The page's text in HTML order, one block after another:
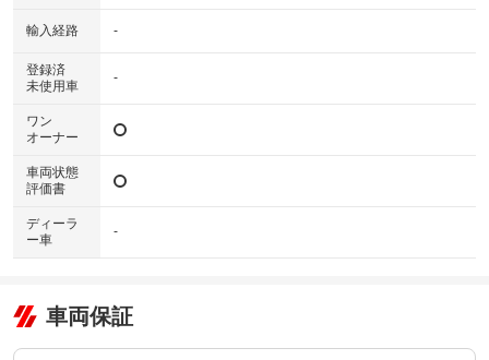
輸入経路 -
登録済
未使用車
-
ワン
オーナー
車両状態
評価書
ディーラ
ー車
-
車両保証